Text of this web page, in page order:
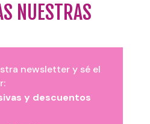
NUESTRAS
newsletter y sé el
y descuentos